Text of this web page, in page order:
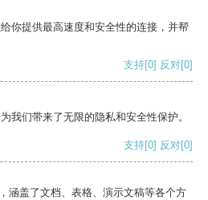
你提供最高速度和安全性的连接，并帮
支持[0] 反对[0]
我们带来了无限的隐私和安全性保护。
支持[0] 反对[0]
涵盖了文档、表格、演示文稿等各个方